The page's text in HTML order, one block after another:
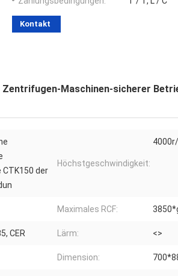
Kontakt
Maschinen-sicherer
der
Höchstgeschwindigkeit:
Maximales RCF:
CER Lärm: <>
Dimension: